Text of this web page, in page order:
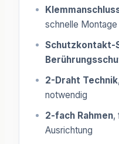
schnelle Montage
Schutzkontakt-
2-Draht Technik
notwendig
2-fach Rahmen,
Ausrichtung